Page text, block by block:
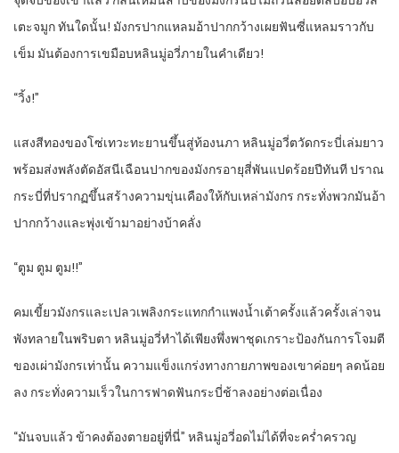
เตะจมูก ทันใดนั้น! มังกรปากแหลมอ้าปากกว้างเผยฟันซี่แหลมราวกับ
เข็ม มันต้องการเขมือบหลินมู่อวี่ภายในคำเดียว!
“วิ้ง!”
แสงสีทองของโซ่เทวะทะยานขึ้นสู่ท้องนภา หลินมู่อวี่ตวัดกระบี่เล่มยาว
พร้อมส่งพลังตัดอัสนีเฉือนปากของมังกรอายุสี่พันแปดร้อยปีทันที ปราณ
กระบี่ที่ปรากฏขึ้นสร้างความขุ่นเคืองให้กับเหล่ามังกร กระทั่งพวกมันอ้า
ปากกว้างและพุ่งเข้ามาอย่างบ้าคลั่ง
“ตูม ตูม ตูม!!”
คมเขี้ยวมังกรและเปลวเพลิงกระแทกกำแพงน้ำเต้าครั้งแล้วครั้งเล่าจน
พังทลายในพริบตา หลินมู่อวี่ทำได้เพียงพึ่งพาชุดเกราะป้องกันการโจมตี
ของเผ่ามังกรเท่านั้น ความแข็งแกร่งทางกายภาพของเขาค่อยๆ ลดน้อย
ลง กระทั่งความเร็วในการฟาดฟันกระบี่ช้าลงอย่างต่อเนื่อง
“มันจบแล้ว ข้าคงต้องตายอยู่ที่นี่” หลินมู่อวี่อดไม่ได้ที่จะคร่ำครวญ